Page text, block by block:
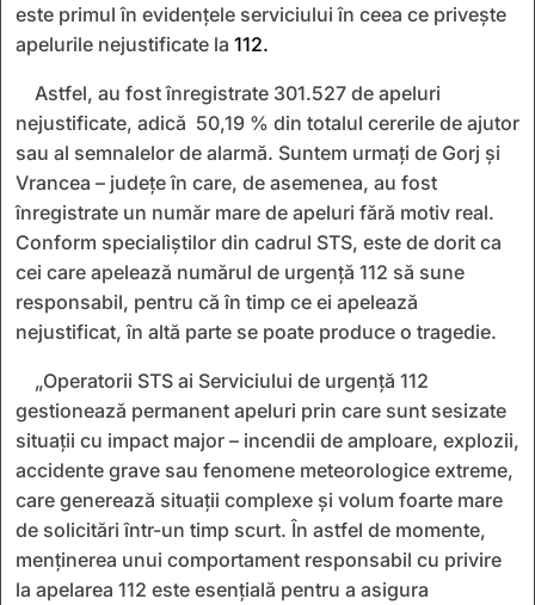
este primul în evidențele serviciului în ceea ce privește
apelurile nejustificate la 112.
Astfel, au fost înregistrate 301.527 de apeluri
nejustificate, adică 50,19 % din totalul cererile de ajutor
sau al semnalelor de alarmă. Suntem urmați de Gorj și
Vrancea – județe în care, de asemenea, au fost
înregistrate un număr mare de apeluri fără motiv real.
Conform specialiștilor din cadrul STS, este de dorit ca
cei care apelează numărul de urgență 112 să sune
responsabil, pentru că în timp ce ei apelează
nejustificat, în altă parte se poate produce o tragedie.
„Operatorii STS ai Serviciului de urgență 112
gestionează permanent apeluri prin care sunt sesizate
situații cu impact major – incendii de amploare, explozii,
accidente grave sau fenomene meteorologice extreme,
care generează situații complexe și volum foarte mare
de solicitări într-un timp scurt. În astfel de momente,
menținerea unui comportament responsabil cu privire
la apelarea 112 este esențială pentru a asigura